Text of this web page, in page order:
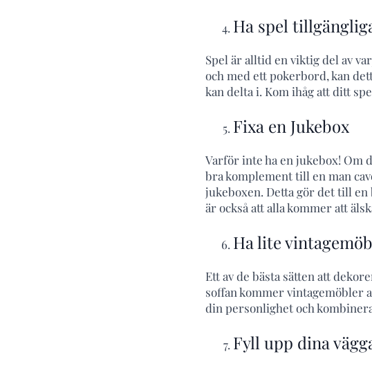
Ha spel
Spel är alltid en viktig del av
och med ett pokerbord, kan
kan delta i. Kom ihåg att ditt
Fixa en Jukebox
Varför inte ha en jukebox! Om
bra komplement till en man
jukeboxen. Detta gör det till
är också att alla kommer att
Ha lite
Ett av de bästa sätten att
soffan kommer vintagemöbler
din personlighet och
Fyll upp dina